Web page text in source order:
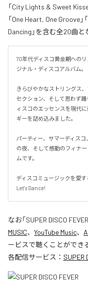
「City Lights & Sweet
「One Heart, One Groove」
Dancing」を含む全20曲と
70年代ディスコ黄金期への
ジナル・ディスコアルバム。
きらびやかなストリングス
セクション、そして思わず
ィスコのエッセンスを現代
ギーを詰め込みました。
パーティー、サマーディス
の夜、そして感動のフィナ
ムです。
ディスコミュージックを愛す
Let's Dance!
なお「SUPER DISCO FEVER
MUSIC、 YouTube Music、
ービスで聴くことができ
各配信サービス： SUPER